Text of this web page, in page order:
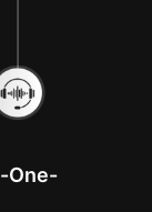
One-